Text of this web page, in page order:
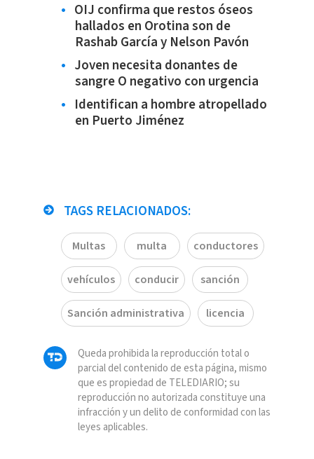
OIJ confirma que restos óseos
hallados en Orotina son de
Rashab García y Nelson Pavón
Joven necesita donantes de
sangre O negativo con urgencia
Identifican a hombre atropellado
en Puerto Jiménez
TAGS RELACIONADOS:
Multas multa conductores
vehículos conducir sanción
Sanción administrativa licencia
Queda prohibida la reproducción total o
parcial del contenido de esta página, mismo
que es propiedad de TELEDIARIO; su
reproducción no autorizada constituye una
infracción y un delito de conformidad con las
leyes aplicables.